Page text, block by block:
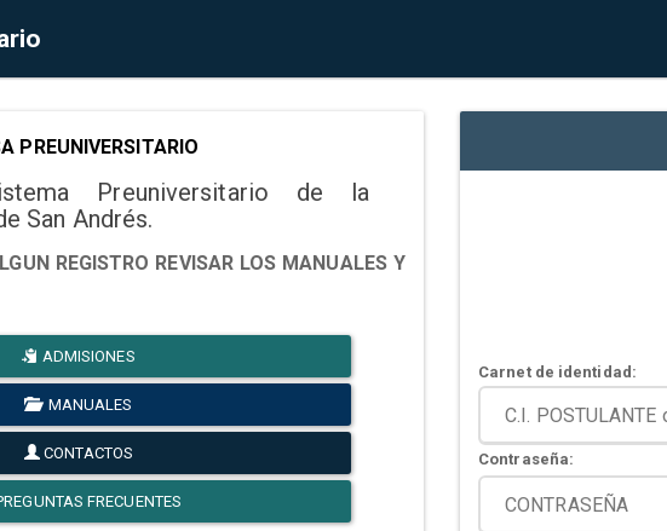
PREUNIVERSITARIO
Preuniversitario de la
San Andrés.
REGISTRO REVISAR LOS MANUALES Y
ADMISIONES
MANUALES
CONTACTOS
FRECUENTES
Carnet de identidad:
Contraseña: